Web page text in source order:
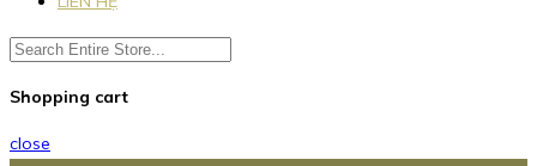
Shopping cart
close